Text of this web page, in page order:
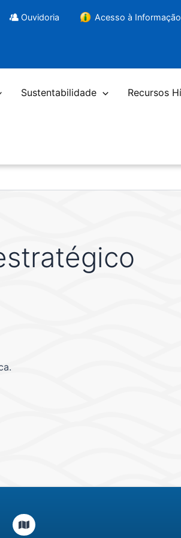
Ouvidoria Acesso à Informação
Sustentabilidade Recursos